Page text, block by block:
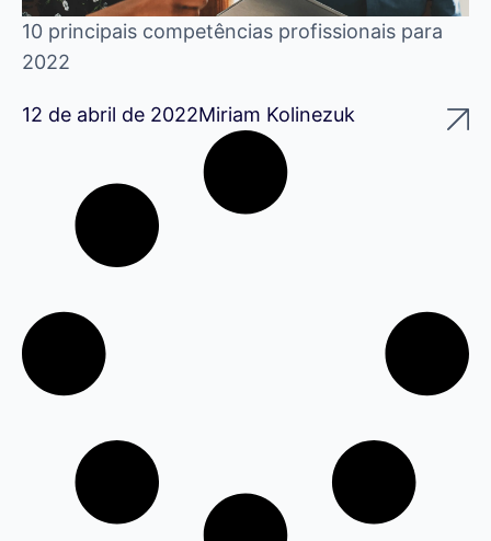
10 principais competências profissionais para
2022
12 de abril de 2022Miriam Kolinezuk